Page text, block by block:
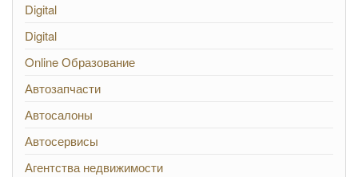
Digital
Digital
Online Образование
Автозапчасти
Автосалоны
Автосервисы
Агентства недвижимости